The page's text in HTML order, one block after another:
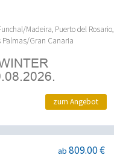
Madeira, Puerto del Rosario,
Palmas/Gran Canaria
zum Angebot
ab 809.00 €